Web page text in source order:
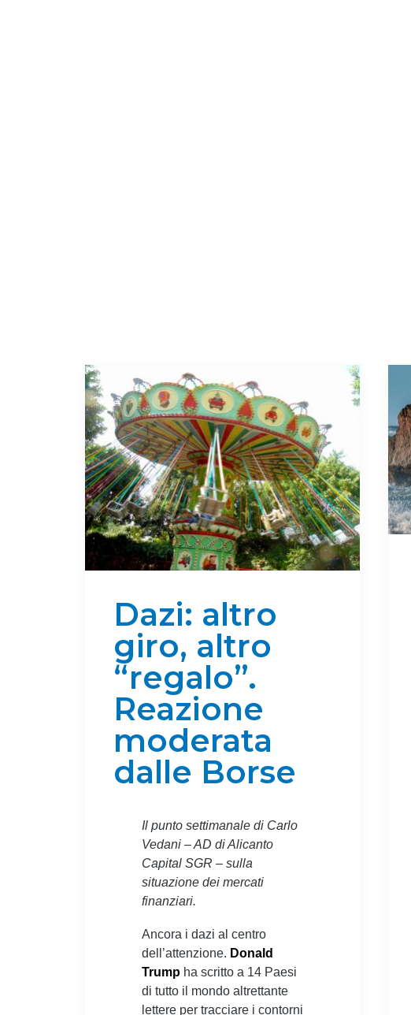
Dazi: altro
giro, altro
“regalo”.
Reazione
moderata
dalle Borse
Il punto settimanale di Carlo
Vedani – AD di Alicanto
Capital SGR – sulla
situazione dei mercati
finanziari.
Ancora i dazi al centro
dell’attenzione. Donald
Trump ha scritto a 14 Paesi
di tutto il mondo altrettante
lettere per tracciare i contorni